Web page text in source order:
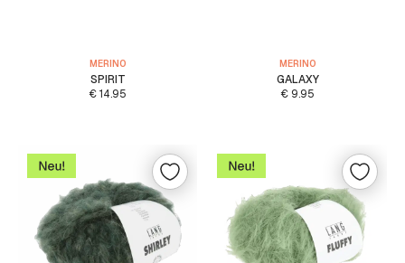
MERINO
SPIRIT
€14.95
MERINO
GALAXY
€ 9.95